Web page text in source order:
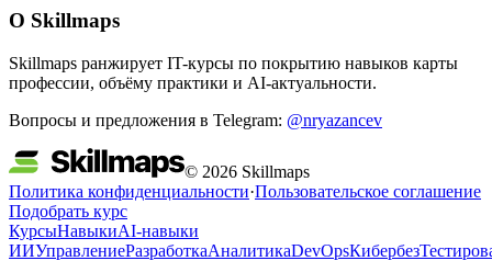
О Skillmaps
Skillmaps ранжирует IT-курсы по покрытию навыков карты
профессии, объёму практики и AI-актуальности.
Вопросы и предложения в Telegram: @nryazancev
© 2026 Skillmaps
Политика конфиденциальности·Пользовательское соглашение
Подобрать курс
КурсыНавыкиAI-навыки
ИИУправлениеРазработкаАналитикаDevOpsКибербез